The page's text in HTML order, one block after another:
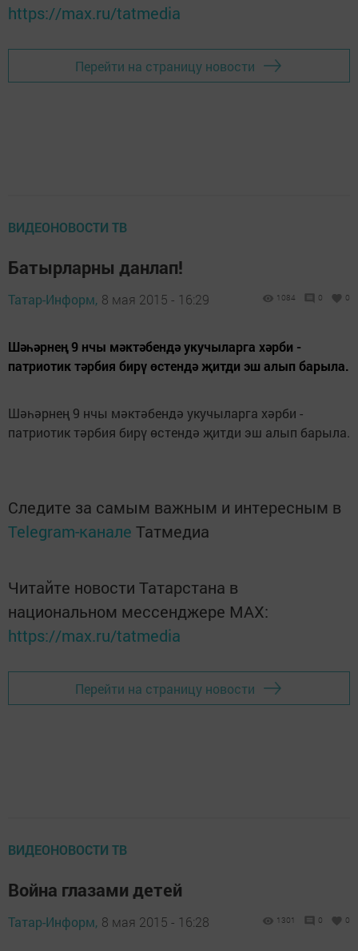
https://max.ru/tatmedia
Перейти на страницу новости
ВИДЕОНОВОСТИ ТВ
Батырларны данлап!
Татар-Информ, 8 мая 2015 - 16:29 1084 0 0
Шәһәрнең 9 нчы мәктәбендә укучыларга хәрби -
патриотик тәрбия бирү өстендә җитди эш алып барыла.
Шәһәрнең 9 нчы мәктәбендә укучыларга хәрби -
патриотик тәрбия бирү өстендә җитди эш алып барыла.
Следите за самым важным и интересным в
Telegram-канале Татмедиа
Читайте новости Татарстана в
национальном мессенджере MАХ:
https://max.ru/tatmedia
Перейти на страницу новости
ВИДЕОНОВОСТИ ТВ
Война глазами детей
Татар-Информ, 8 мая 2015 - 16:28 1301 0 0